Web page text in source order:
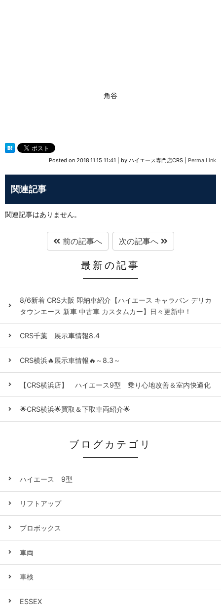
角谷
Posted on 2018.11.15 11:41 by ハイエース専門店CRS Perma Link
関連記事
関連記事はありません。
前の記事へ 次の記事へ
最新の記事
8/6新着 CRS大阪 即納車紹介【ハイエース キャラバン デリカ
タウンエース 新車 中古車 カスタムカー】日々更新中！
CRS千葉 展示車情報8.4
CRS横浜🔥展示車情報🔥～8.3～
【CRS横浜店】 ハイエース9型 乗り心地改善＆室内快適化
🌟CRS横浜🌟買取＆下取車両紹介🌟
ブログカテゴリ
ハイエース 9型
リフトアップ
プロボックス
車両
車検
ESSEX